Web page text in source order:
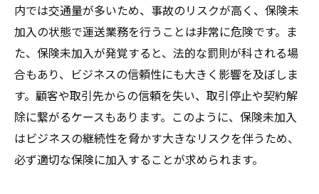
内では交通量が多いため、事故のリスクが高く、保険未
加入の状態で運送業務を行うことは非常に危険です。ま
た、保険未加入が発覚すると、法的な罰則が科される場
合もあり、ビジネスの信頼性にも大きく影響を及ぼしま
す。顧客や取引先からの信頼を失い、取引停止や契約解
除に繋がるケースもあります。このように、保険未加入
はビジネスの継続性を脅かす大きなリスクを伴うため、
必ず適切な保険に加入することが求められます。